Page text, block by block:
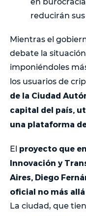
reducirán
Mientras el
debate la
imponiéndoles
los usuarios de
de la Ciudad
capital del país,
una plataforma
El proyecto que
Innovación y
Aires, Diego
oficial no más
La ciudad, que